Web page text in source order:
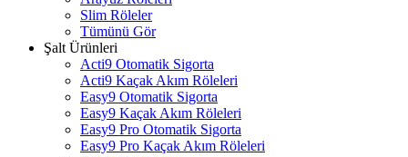
Slim Röleler
Tümünü Gör
Şalt Ürünleri
Acti9 Otomatik Sigorta
Acti9 Kaçak Akım Röleleri
Easy9 Otomatik Sigorta
Easy9 Kaçak Akım Röleleri
Easy9 Pro Otomatik Sigorta
Easy9 Pro Kaçak Akım Röleleri